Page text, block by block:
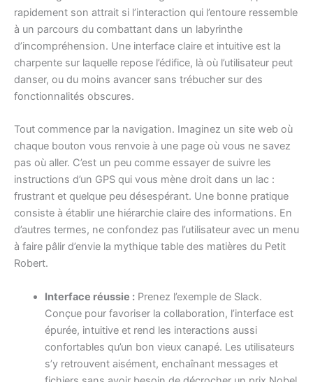
rapidement son attrait si l’interaction qui l’entoure ressemble
à un parcours du combattant dans un labyrinthe
d’incompréhension. Une interface claire et intuitive est la
charpente sur laquelle repose l’édifice, là où l’utilisateur peut
danser, ou du moins avancer sans trébucher sur des
fonctionnalités obscures.
Tout commence par la navigation. Imaginez un site web où
chaque bouton vous renvoie à une page où vous ne savez
pas où aller. C’est un peu comme essayer de suivre les
instructions d’un GPS qui vous mène droit dans un lac :
frustrant et quelque peu désespérant. Une bonne pratique
consiste à établir une hiérarchie claire des informations. En
d’autres termes, ne confondez pas l’utilisateur avec un menu
à faire pâlir d’envie la mythique table des matières du Petit
Robert.
Interface réussie :Prenez l’exemple de Slack.
Conçue pour favoriser la collaboration, l’interface est
épurée, intuitive et rend les interactions aussi
confortables qu’un bon vieux canapé. Les utilisateurs
s’y retrouvent aisément, enchaînant messages et